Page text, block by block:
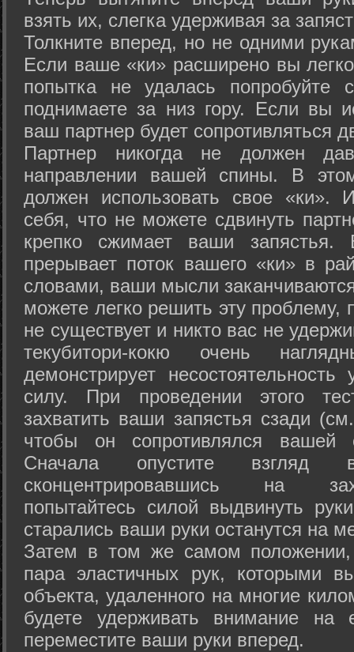
взять их, слегка удерживая за
Толкните вперед, но не одними
Если ваше «ки» расширено вы
попытка не удалась попробуйте
поднимаете за низ гору. Если вы
ваш партнер будет сопротивляться
Партнер никогда не должен
направлении вашей спины. В
должен использовать свое «ки».
себя, что не можете сдвинуть
крепко сжимает ваши запястья.
прерывает поток вашего «ки» в
словами, ваши мысли
можете легко решить эту проблему,
не существует и никто вас не
текубитори-кокю очень
демонстрирует
силу. При проведении этого
захватить ваши запястья сзади
чтобы он сопротивлялся вашей
Сначала опустите
сконцентрировавшись на
попытайтесь силой выдвинуть
старались ваши руки останутся на
Затем в том же самом положении,
пара эластичных рук, которыми
объекта, удаленного на многие
будете удерживать внимание на
переместите ваши руки вперед.